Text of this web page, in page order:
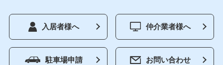
入居者様へ 仲介業者様へ
駐車場申請 お問い合わせ